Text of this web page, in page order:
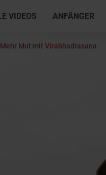
VIDEOS ANFÄNGER
Mut mit Virabhadrasana